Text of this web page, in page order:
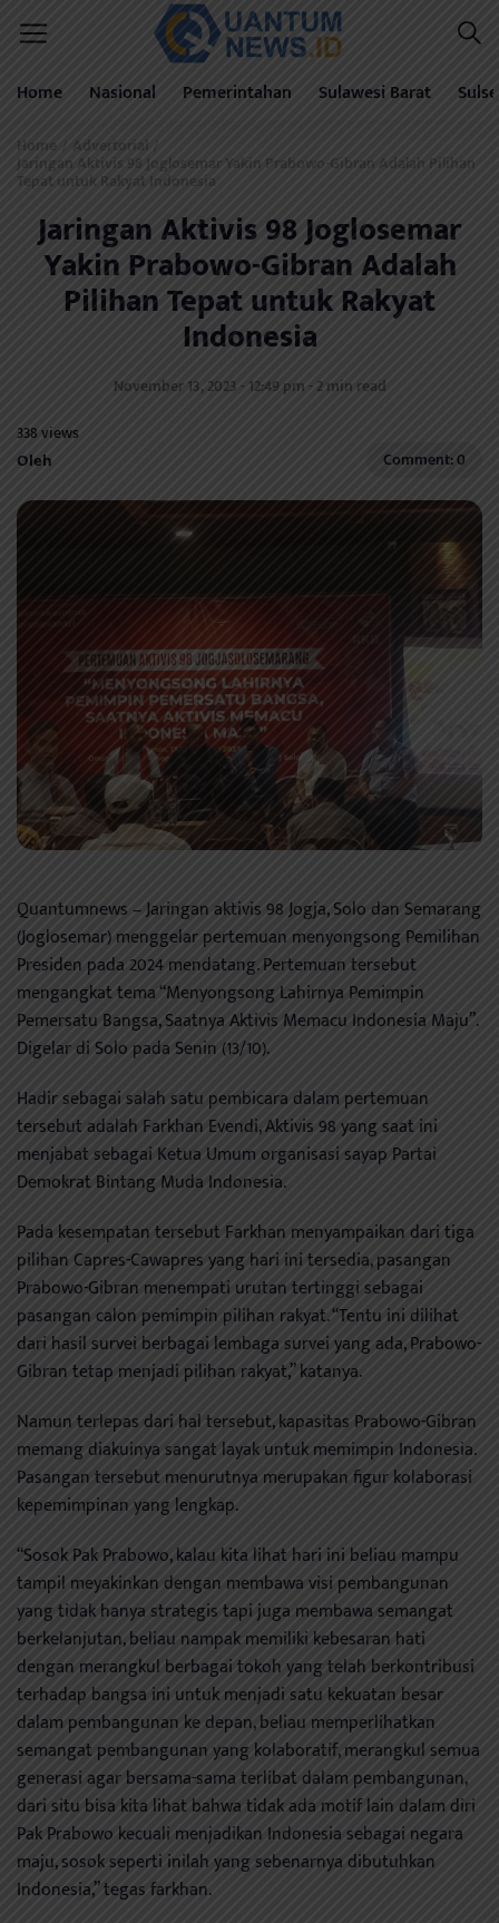
Home Nasional Pemerintahan Sulawesi Barat
Home / Advertorial /
Jaringan Aktivis 98 Joglosemar Yakin Prabowo-Gibran Adalah Pilihan
Tepat untuk Rakyat Indonesia
Jaringan Aktivis 98 Joglosemar
Yakin Prabowo-Gibran Adalah
Pilihan Tepat untuk Rakyat
Indonesia
November 13, 2023 - 12:49 pm - 2 min read
338 views
Oleh Comment: 0
Quantumnews – Jaringan aktivis 98 Jogja, Solo dan Semarang
(Joglosemar) menggelar pertemuan menyongsong Pemilihan
Presiden pada 2024 mendatang. Pertemuan tersebut
mengangkat tema “Menyongsong Lahirnya Pemimpin
Pemersatu Bangsa, Saatnya Aktivis Memacu Indonesia Maju”.
Digelar di Solo pada Senin (13/10).
Hadir sebagai salah satu pembicara dalam pertemuan
tersebut adalah Farkhan Evendi, Aktivis 98 yang saat ini
menjabat sebagai Ketua Umum organisasi sayap Partai
Demokrat Bintang Muda Indonesia.
Pada kesempatan tersebut Farkhan menyampaikan dari tiga
pilihan Capres-Cawapres yang hari ini tersedia, pasangan
Prabowo-Gibran menempati urutan tertinggi sebagai
pasangan calon pemimpin pilihan rakyat. “Tentu ini dilihat
dari hasil survei berbagai lembaga survei yang ada, Prabowo-
Gibran tetap menjadi pilihan rakyat,” katanya.
Namun terlepas dari hal tersebut, kapasitas Prabowo-Gibran
memang diakuinya sangat layak untuk memimpin Indonesia.
Pasangan tersebut menurutnya merupakan figur kolaborasi
kepemimpinan yang lengkap.
“Sosok Pak Prabowo, kalau kita lihat hari ini beliau mampu
tampil meyakinkan dengan membawa visi pembangunan
yang tidak hanya strategis tapi juga membawa semangat
berkelanjutan, beliau nampak memiliki kebesaran hati
dengan merangkul berbagai tokoh yang telah berkontribusi
terhadap bangsa ini untuk menjadi satu kekuatan besar
dalam pembangunan ke depan, beliau memperlihatkan
semangat pembangunan yang kolaboratif, merangkul semua
generasi agar bersama-sama terlibat dalam pembangunan,
dari situ bisa kita lihat bahwa tidak ada motif lain dalam diri
Pak Prabowo kecuali menjadikan Indonesia sebagai negara
maju, sosok seperti inilah yang sebenarnya dibutuhkan
Indonesia,” tegas farkhan.